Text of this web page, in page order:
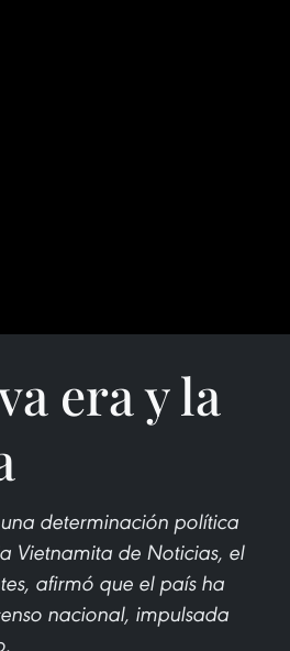
era y la
determinación política
Vietnamita de Noticias, el
afirmó que el país ha
nacional, impulsada